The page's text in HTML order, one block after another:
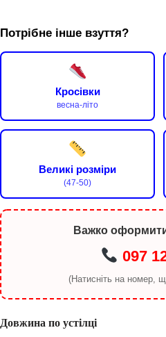
Потрібне інше взуття?
Кросівки
весна-літо
Великі розміри
(47-50)
Важко
097
(Натисніть на номер,
Довжина по устілці